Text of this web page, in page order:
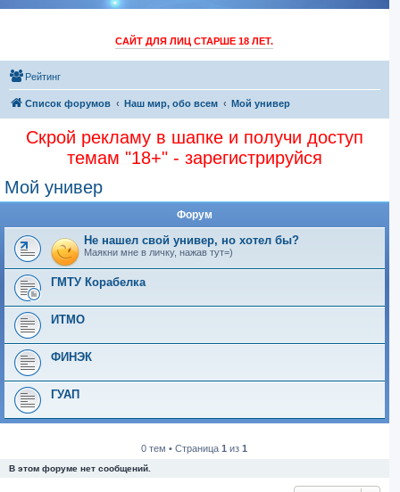
САЙТ ДЛЯ ЛИЦ СТАРШЕ 18 ЛЕТ.
Рейтинг
Список форумов Наш мир, обо всем Мой универ
Скрой рекламу в шапке и получи доступ
темам "18+" - зарегистрируйся
Мой универ
Форум
Не нашел свой универ, но хотел бы?
Маякни мне в личку, нажав тут=)
ГМТУ Корабелка
ИТМО
ФИНЭК
ГУАП
0 тем • Страница1 из1
В этом форуме нет сообщений.